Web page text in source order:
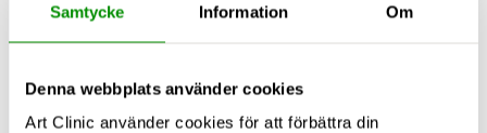
Samtycke Information Om
Denna webbplats använder cookies
Art Clinic använder cookies för att förbättra din